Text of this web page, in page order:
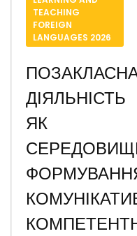
TEACHING
FOREIGN
LANGUAGES 2026
ДІЯЛЬНІСТЬ
ЯК